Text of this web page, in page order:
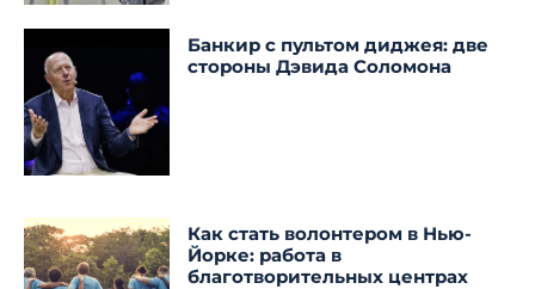
Банкир с пультом диджея: две
стороны Дэвида Соломона
Как стать волонтером в Нью-
Йорке: работа в
благотворительных центрах